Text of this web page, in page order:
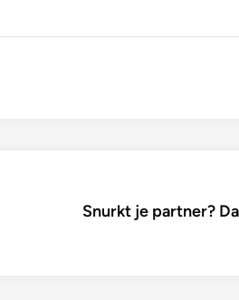
Snurkt je partner?